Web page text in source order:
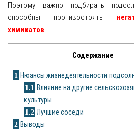
Черешня
Картошка
Помидоры
Поэтому важно подбирать
способны противостоять
химикатов.
Содержание
1 Нюансы жизнедеятельности
1.1 Влияние на другие
культуры
1.2 Лучшие соседи
2 Выводы